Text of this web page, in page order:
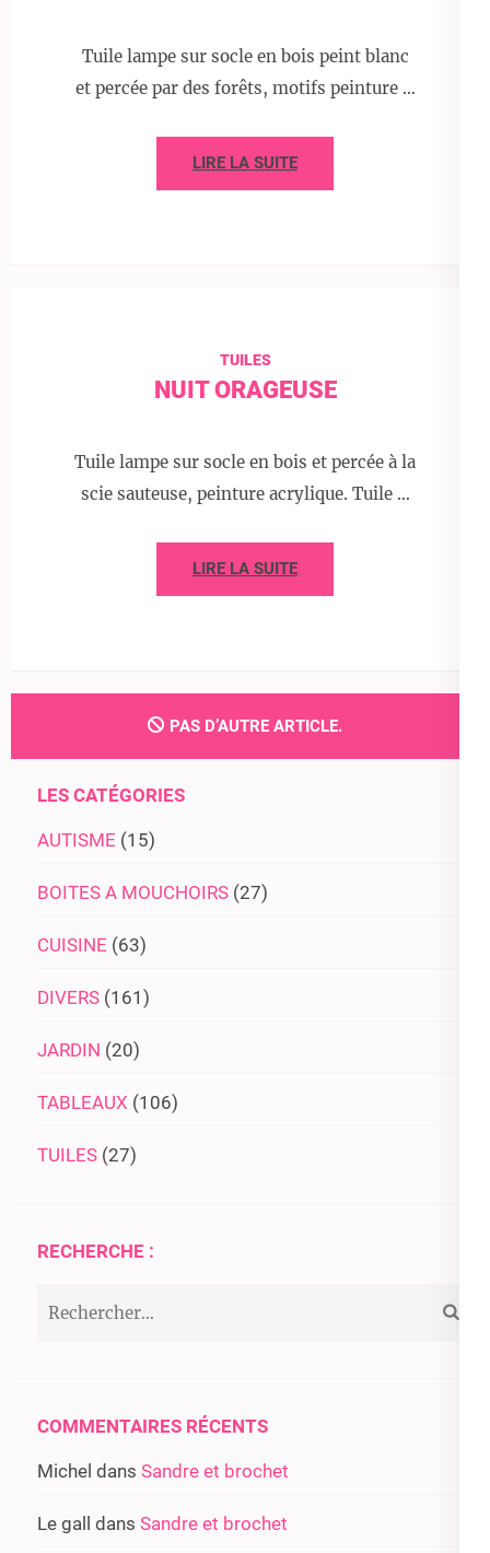
Tuile lampe sur socle en bois peint blanc
et percée par des forêts, motifs peinture …
LIRE LA SUITE
TUILES
NUIT ORAGEUSE
Tuile lampe sur socle en bois et percée à la
scie sauteuse, peinture acrylique. Tuile …
LIRE LA SUITE
PAS D’AUTRE ARTICLE.
LES CATÉGORIES
AUTISME (15)
BOITES A MOUCHOIRS (27)
CUISINE (63)
DIVERS (161)
JARDIN (20)
TABLEAUX (106)
TUILES (27)
RECHERCHE :
COMMENTAIRES RÉCENTS
Michel dans Sandre et brochet
Le gall dans Sandre et brochet